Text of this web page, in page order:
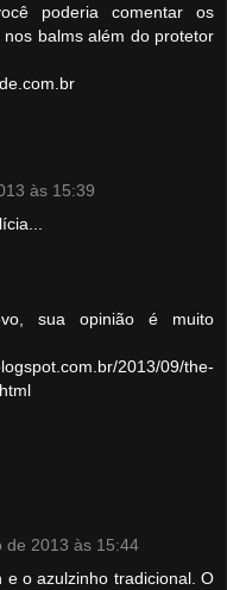
poderia comentar os
balms além do protetor
às 15:39
sua opinião é muito
2013/09/the-
de 2013 às 15:44
e o azulzinho tradicional. O